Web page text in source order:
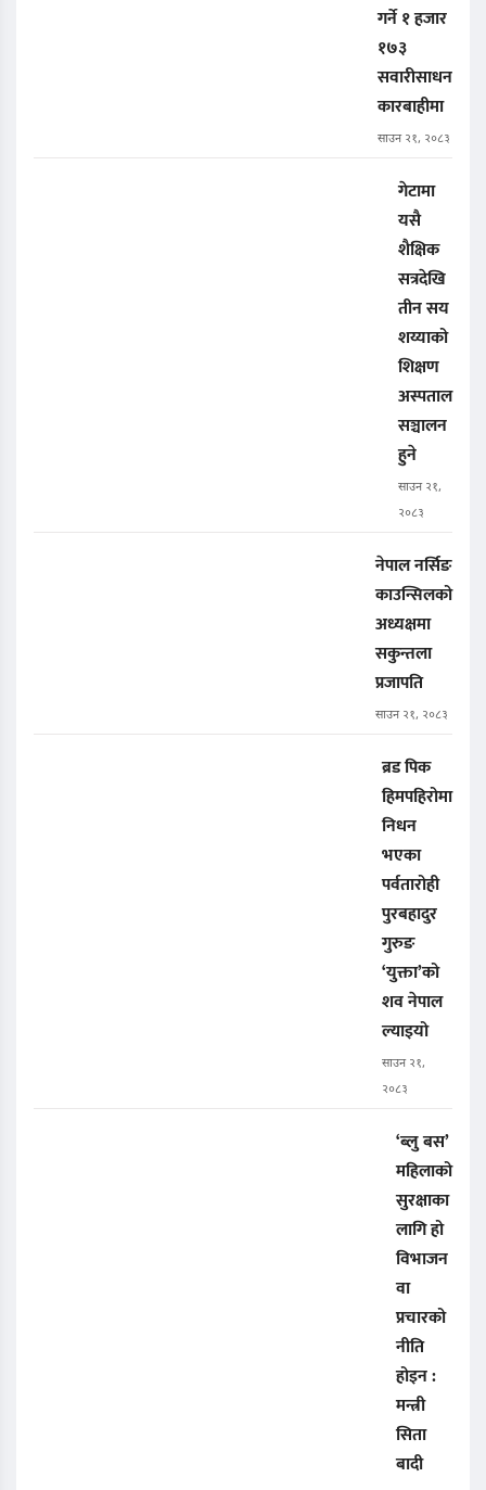
गर्ने १ हजार
१७३
सवारीसाधन
कारबाहीमा
साउन २१, २०८३
गेटामा
यसै
शैक्षिक
सत्रदेखि
तीन सय
शय्याको
शिक्षण
अस्पताल
सञ्चालन
हुने
साउन २१,
२०८३
नेपाल नर्सिङ
काउन्सिलको
अध्यक्षमा
सकुन्तला
प्रजापति
साउन २१, २०८३
ब्रड पिक
हिमपहिरोमा
निधन
भएका
पर्वतारोही
पुरबहादुर
गुरुङ
‘युक्ता’को
शव नेपाल
ल्याइयो
साउन २१,
२०८३
‘ब्लु बस’
महिलाको
सुरक्षाका
लागि हो
विभाजन
वा
प्रचारको
नीति
होइन :
मन्त्री
सिता
बादी